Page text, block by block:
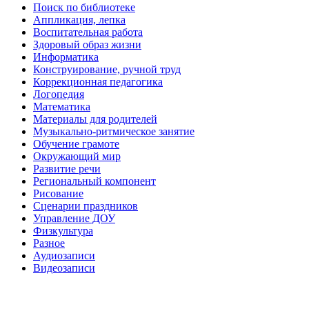
Поиск по библиотеке
Аппликация, лепка
Воспитательная работа
Здоровый образ жизни
Информатика
Конструирование, ручной труд
Коррекционная педагогика
Логопедия
Математика
Материалы для родителей
Музыкально-ритмическое занятие
Обучение грамоте
Окружающий мир
Развитие речи
Региональный компонент
Рисование
Сценарии праздников
Управление ДОУ
Физкультура
Разное
Аудиозаписи
Видеозаписи